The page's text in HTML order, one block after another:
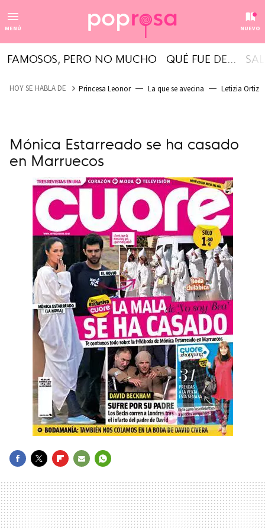
MENÚ NUEVO
FAMOSOS, PERO NO MUCHO QUÉ FUE DE...
HOY SE HABLA DE Princesa Leonor La que se avecina Letizia Ortiz
Mónica Estarreado se ha casado
en Marruecos
MAIL